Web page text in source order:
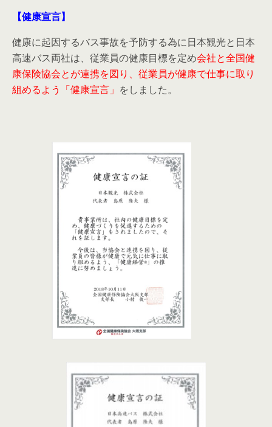
【健康宣言】
健康に起因するバス事故を予防する為に日本観光と日本
高速バス両社は、従業員の健康目標を定め会社と全国健
康保険協会とが連携を図り、従業員が健康で仕事に取り
組めるよう「健康宣言」 をしました。